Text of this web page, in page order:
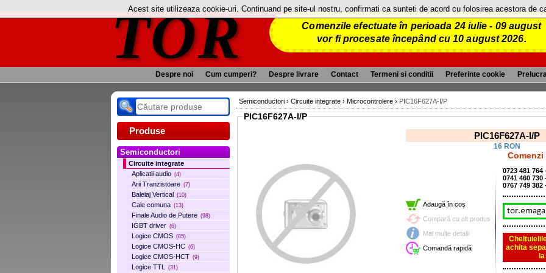
TOR
Comenzile efectuate în perioada 24 iulie - 09 august
vor fi procesate începând cu 10 august 2026.
Despre noi Cum cumperi? Despre livrare Contact Termeni si conditii Preferinte cookie
Produse
Semiconductori
Circuite integrate
Aplicatii audio (4)
Arii Tranzistoare (7)
Baleiaj Vertical (10)
Cale comuna (13)
Finale Audio de Putere (98)
IGBT driver (6)
Logice CMOS (85)
Logice CMOS-HC (6)
Logice CMOS-HCT (9)
Logice TTL (31)
Semiconductori › Circuite integrate › Microcontrolere › PIC16F627A-I/P
PIC16F627A-I/P
PIC16F627A-I/P
16 RON
Adaugă în coş
Compară cu alt produs
Mai multe detalii
Comandă rapidă
0723 481
0741 460 730
0767 749 382
achita
Acest site utilizeaza cookie-uri. Continuand pe site-ul nostru, confirmati ca sunteti de acord cu folosirea acestora de